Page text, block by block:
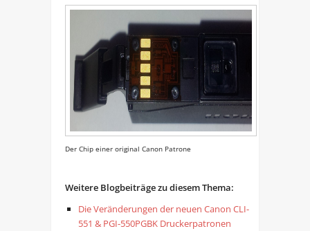
Der Chip einer original Canon Patrone
Weitere Blogbeiträge zu diesem Thema:
Die Veränderungen der neuen Canon CLI-
551 & PGI-550PGBK Druckerpatronen